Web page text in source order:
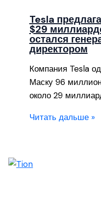
Tesla
$29
остался
директором
Компания Tesla
Маску 96
около 29
Читать дальше »